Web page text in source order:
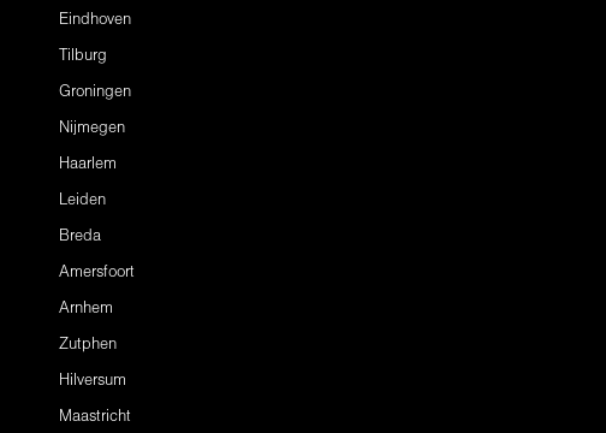
Eindhoven
Tilburg
Groningen
Nijmegen
Haarlem
Leiden
Breda
Amersfoort
Arnhem
Zutphen
Hilversum
Maastricht